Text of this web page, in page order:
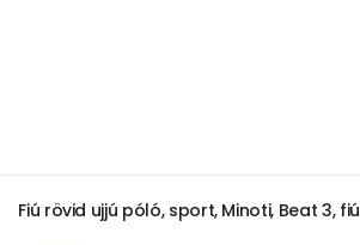
Fiú rövid ujjú póló, sport, Minoti, Beat 3, fiú